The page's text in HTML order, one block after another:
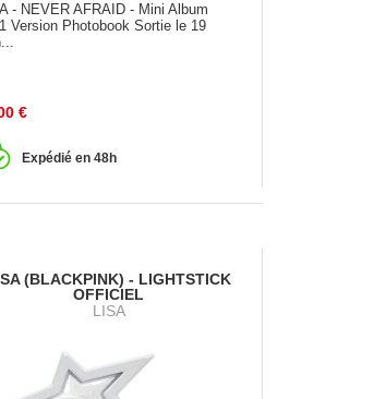
- NEVER AFRAID - Mini Album
Version Photobook Sortie le 19
€
Expédié en 48h
(BLACKPINK) - LIGHTSTICK
OFFICIEL
LISA